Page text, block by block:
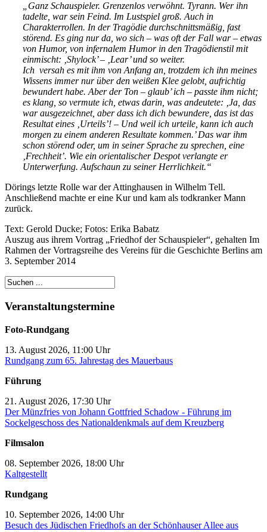
„Ganz Schauspieler. Grenzenlos verwöhnt. Tyrann. Wer ihn
tadelte, war sein Feind. Im Lustspiel groß. Auch in
Charakterrollen. In der Tragödie durchschnittsmäßig, fast
störend. Es ging nur da, wo sich – was oft der Fall war – etwas
von Humor, von infernalem Humor in den Tragödienstil mit
einmischt: ‚Shylock’ – ‚Lear’ und so weiter.
Ich versah es mit ihm von Anfang an, trotzdem ich ihn meines
Wissens immer nur über den weißen Klee gelobt, aufrichtig
bewundert habe. Aber der Ton – glaub’ ich – passte ihm nicht;
es klang, so vermute ich, etwas darin, was andeutete: ‚Ja, das
war ausgezeichnet, aber dass ich dich bewundere, das ist das
Resultat eines ‚Urteils’! – Und weil ich urteile, kann ich auch
morgen zu einem anderen Resultate kommen.’ Das war ihm
schon störend oder, um in seiner Sprache zu sprechen, eine
‚Frechheit’. Wie ein orientalischer Despot verlangte er
Unterwerfung. Aufschaun zu seiner Herrlichkeit.“
Dörings letzte Rolle war der Attinghausen in Wilhelm Tell.
Anschließend machte er eine Kur und kam als todkranker Mann
zurück.
Text: Gerold Ducke; Fotos: Erika Babatz
Auszug aus ihrem Vortrag „Friedhof der Schauspieler“, gehalten Im
Rahmen der Vortragsreihe des Vereins für die Geschichte Berlins am
3. September 2014
Veranstaltungstermine
Foto-Rundgang
13. August 2026, 11:00 Uhr
Rundgang zum 65. Jahrestag des Mauerbaus
Führung
21. August 2026, 17:30 Uhr
Der Münzfries von Johann Gottfried Schadow - Führung im
Sockelgeschoss des Nationaldenkmals auf dem Kreuzberg
Filmsalon
08. September 2026, 18:00 Uhr
Kaltgestellt
Rundgang
10. September 2026, 14:00 Uhr
Besuch des Jüdischen Friedhofs an der Schönhauser Allee aus